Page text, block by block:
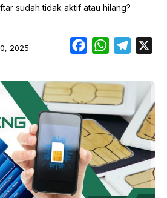
sudah tidak aktif atau hilang?
2025 FacebookWhatsApp